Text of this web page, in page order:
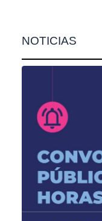
NOTICIAS